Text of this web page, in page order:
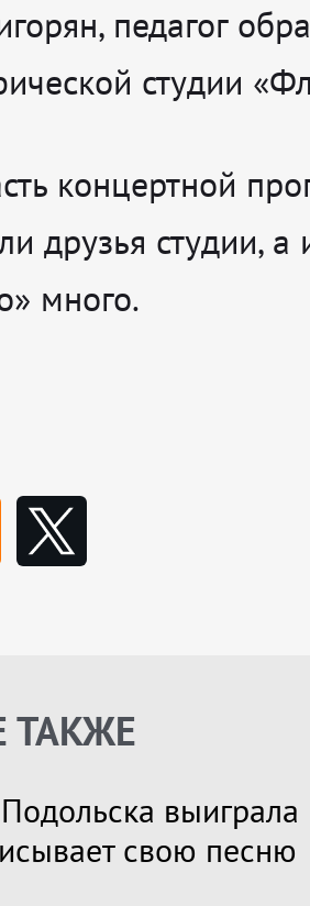
педагог
студии
концертной
друзья студии, а
много.
ТАКЖЕ
выиграла
свою песню